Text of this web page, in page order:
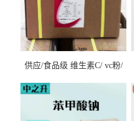
供应/食品级 维生素C/ vc粉/